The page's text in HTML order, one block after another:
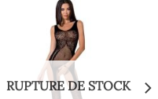
RUPTURE DE STOCK